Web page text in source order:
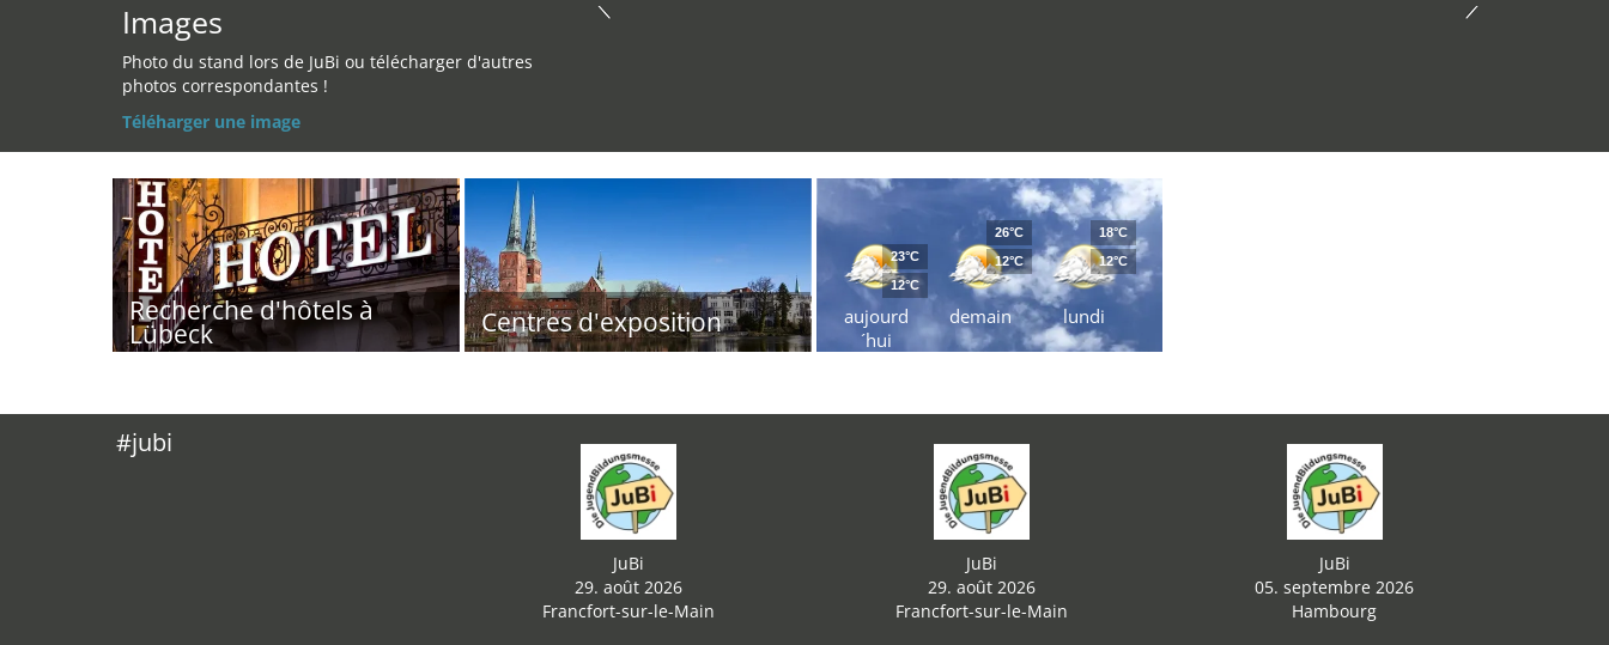
Images
Photo du stand lors de JuBi ou télécharger d'autres
photos correspondantes !
Téléharger une image
Recherche d'hôtels à
Lübeck Centres d'exposition
aujourd
´hui
23°C
12°C
demain
26°C
12°C
lundi
18°C
12°C
#jubi
JuBi
29. août 2026
Francfort-sur-le-Main
JuBi
29. août 2026
Francfort-sur-le-Main
JuBi
05. septembre 2026
Hambourg